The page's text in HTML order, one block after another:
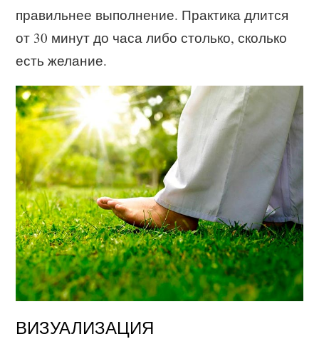
правильнее выполнение. Практика длится
от 30 минут до часа либо столько, сколько
есть желание.
ВИЗУАЛИЗАЦИЯ